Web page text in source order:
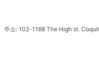
주소: 102-1168 The High st.